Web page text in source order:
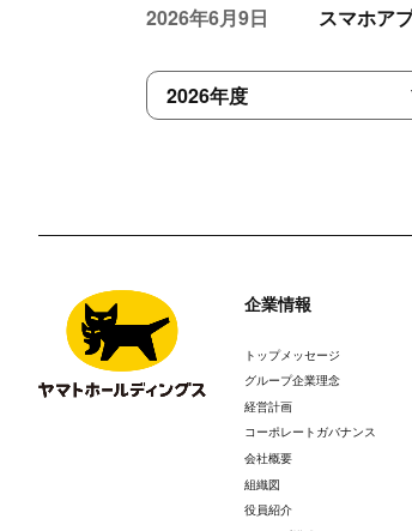
2026年6月9日 スマホア
企業情報
トップメッセージ
グループ企業理念
経営計画
コーポレートガバナンス
会社概要
組織図
役員紹介